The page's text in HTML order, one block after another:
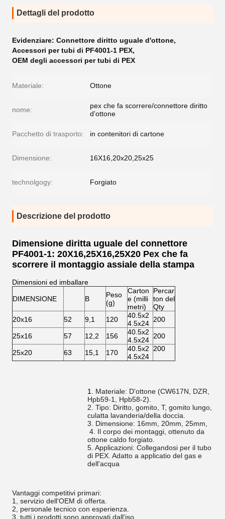
Dettagli del prodotto
Evidenziare: Connettore diritto uguale d'ottone,
Accessori per tubi di PF4001-1 PEX,
OEM degli accessori per tubi di PEX
Materiale: Ottone
nome:
pex che fa scorrere/connettore diritto
d'ottone
Pacchetto di trasporto: in contenitori di cartone
Dimensione: 16X16,20x20,25x25
technolgogy: Forgiato
Descrizione del prodotto
Dimensione diritta uguale del connettore
PF4001-1: 20X16,25X16,25X20 Pex che fa
scorrere il montaggio assiale della stampa
Dimensioni ed imballare
DIMENSIONE B
Peso
(g)
Carton
e (milli
metri)
Percar
ton del
Qty
20x16
52 9,1 120
40.5x2
4.5x24 200
25x16 57 12,2 156
40.5x2
4.5x24 200
25x20 63 15,1 170
40.5x2
4.5x24
200
1. Materiale: D'ottone (CW617N, DZR,
Hpb59-1, Hpb58-2).
2. Tipo: Diritto, gomito, T, gomito lungo,
culatta lavanderia/della doccia.
3. Dimensione: 16mm, 20mm, 25mm,
4. Il corpo dei montaggi, ottenuto da
ottone caldo forgiato.
5. Applicazioni: Collegandosi per il tubo
di PEX. Adatto a applicatio del gas e
dell'acqua
Vantaggi competitivi primari:
1, servizio dell'OEM di offerta.
2, personale tecnico con esperienza.
3, tutti i prodotti sono approvati dall'iso.